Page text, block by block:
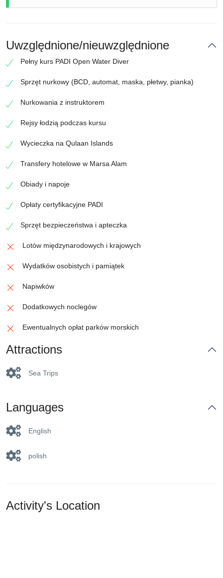
Uwzględnione/nieuwzględnione
Pełny kurs PADI Open Water Diver
Sprzęt nurkowy (BCD, automat, maska, płetwy, pianka)
Nurkowania z instruktorem
Rejsy łodzią podczas kursu
Wycieczka na Qulaan Islands
Transfery hotelowe w Marsa Alam
Obiady i napoje
Opłaty certyfikacyjne PADI
Sprzęt bezpieczeństwa i apteczka
Lotów międzynarodowych i krajowych
Wydatków osobistych i pamiątek
Napiwków
Dodatkowych noclegów
Ewentualnych opłat parków morskich
Attractions
Sea Trips
Languages
English
polish
Activity's Location